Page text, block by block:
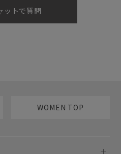
ットで質問
WOMEN TOP